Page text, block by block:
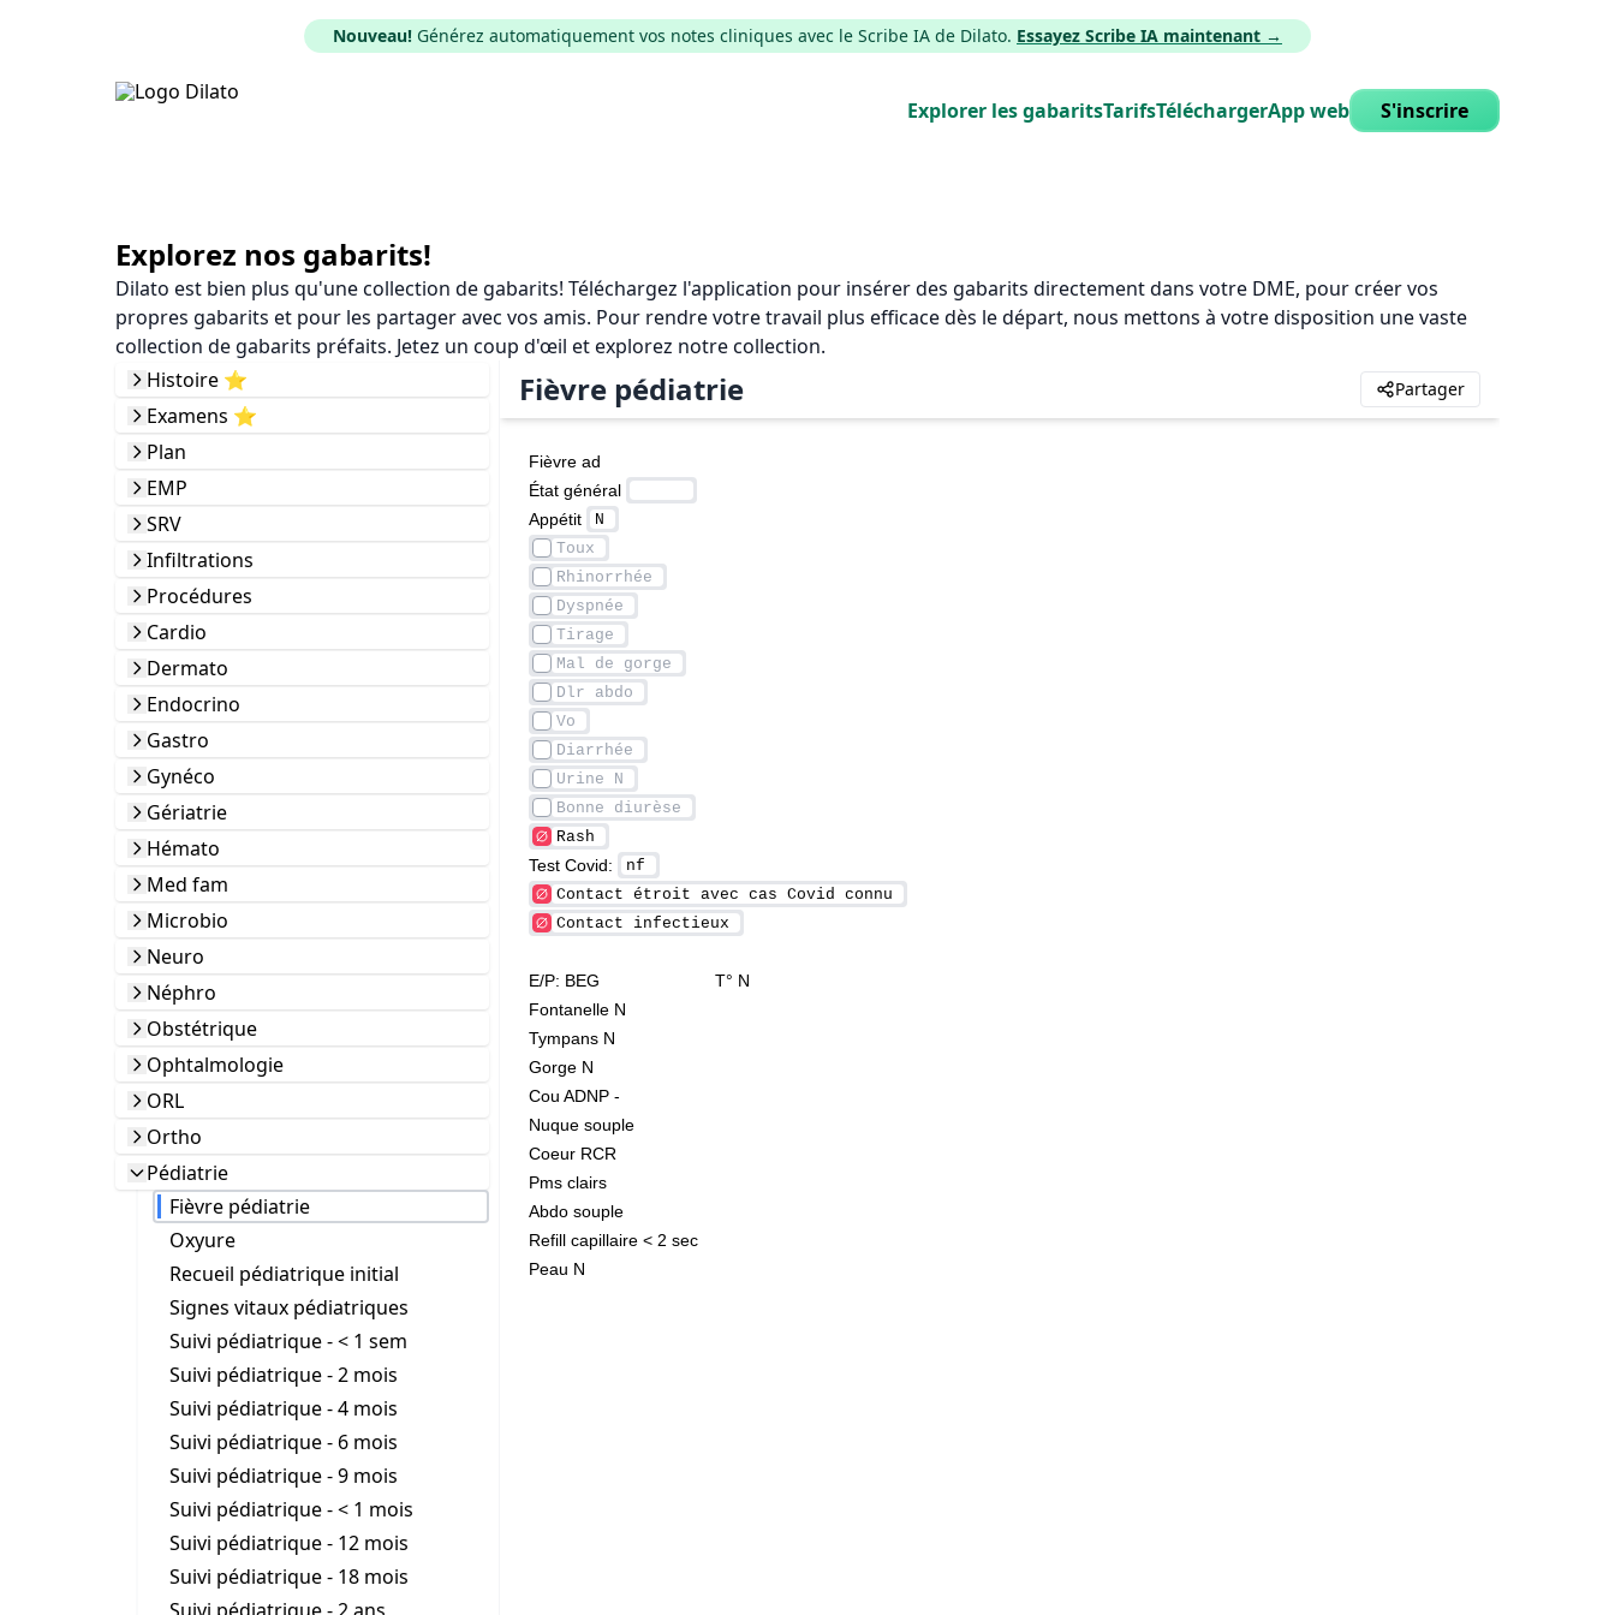
Nouveau! Générez automatiquement vos notes cliniques avec le Scribe IA de Dilato. Essayez Scribe IA maintenant →
Explorer les gabaritsTarifsTéléchargerApp web S'inscrire
Explorez nos gabarits!
Dilato est bien plus qu'une collection de gabarits! Téléchargez l'application pour insérer des gabarits directement dans votre DME, pour créer vos
propres gabarits et pour les partager avec vos amis. Pour rendre votre travail plus efficace dès le départ, nous mettons à votre disposition une vaste
collection de gabarits préfaits. Jetez un coup d'œil et explorez notre collection.
Histoire ⭐️
Examens ⭐️
Plan
EMP
SRV
Infiltrations
Procédures
Cardio
Dermato
Endocrino
Gastro
Gynéco
Gériatrie
Hémato
Med fam
Microbio
Neuro
Néphro
Obstétrique
Ophtalmologie
ORL
Ortho
Pédiatrie
Fièvre pédiatrie
Oxyure
Recueil pédiatrique initial
Signes vitaux pédiatriques
Suivi pédiatrique - < 1 sem
Suivi pédiatrique - 2 mois
Suivi pédiatrique - 4 mois
Suivi pédiatrique - 6 mois
Suivi pédiatrique - 9 mois
Suivi pédiatrique - < 1 mois
Suivi pédiatrique - 12 mois
Suivi pédiatrique - 18 mois
Fièvre pédiatrie Partager
Fièvre ad
État général
Appétit
Test Covid:
E/P: BEG                        T° N
Fontanelle N
Tympans N
Gorge N
Cou ADNP -
Nuque souple
Coeur RCR
Pms clairs
Abdo souple
Refill capillaire < 2 sec
Peau N